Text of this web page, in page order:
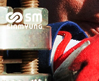
본문 바로가기